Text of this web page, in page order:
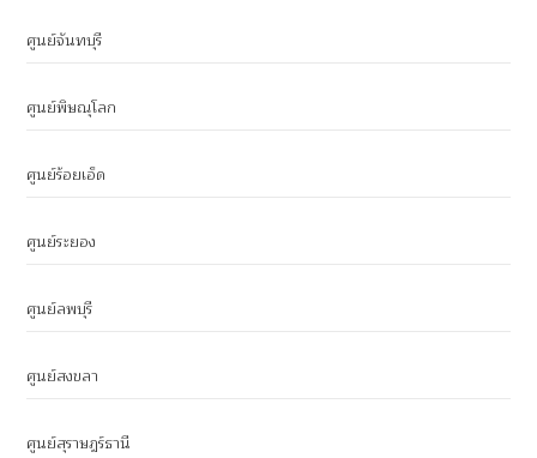
ศูนย์จันทบุรี
ศูนย์พิษณุโลก
ศูนย์ร้อยเอ็ด
ศูนย์ระยอง
ศูนย์ลพบุรี
ศูนย์สงขลา
ศูนย์สุราษฎร์ธานี